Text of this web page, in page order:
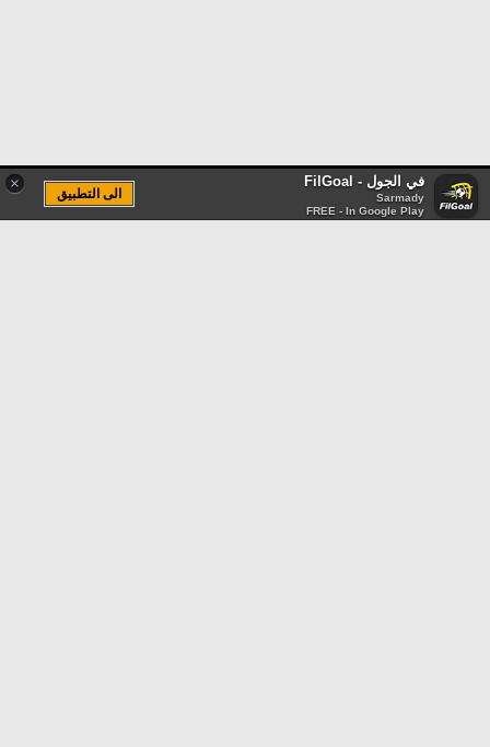
× في الجول - FilGoal
Sarmady
FREE - In Google Play
الى التطبيق